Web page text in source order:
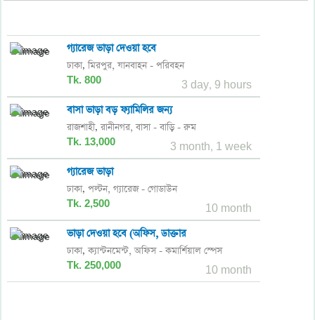
গ্যারেজ ভাড়া দেওয়া হবে
ঢাকা,মিরপুর, যানবাহন - পরিবহন
Tk. 800 3 day, 9 hours
বাসা ভাড়া বড় ফ্যামিলির জন্য
রাজশাহী,রানীনগর, বাসা - বাড়ি - রুম
Tk. 13,000 3 month, 1 week
গ্যারেজ ভাড়া
ঢাকা, পল্টন, গ্যারেজ - গোডাউন
Tk. 2,500 10 month
ভাড়া দেওয়া হবে (অফিস, ডাক্তার
ঢাকা,ক্যান্টনমেন্ট, অফিস - কমার্শিয়াল স্পেস
Tk. 250,000 10 month